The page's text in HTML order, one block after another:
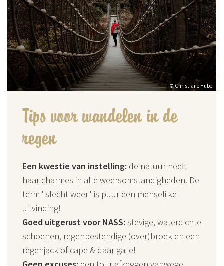
© Christiane Hube
Tips voor wandelen in de
regen
Een kwestie van instelling: de natuur heeft
haar charmes in alle weersomstandigheden. De
term "slecht weer" is puur een menselijke
uitvinding!
Goed uitgerust voor NASS: stevige, waterdichte
schoenen, regenbestendige (over)broek en een
regenjack of cape & daar ga je!